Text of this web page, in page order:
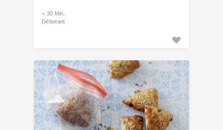
< 30 Min.
Débutant